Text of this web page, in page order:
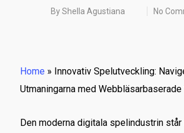
ByShella Agustiana No
Home » Innovativ Spelutveckling:
Utmaningarna med
Den moderna digitala spelindustrin står